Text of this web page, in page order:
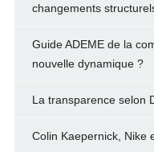
changements
Guide ADEME de la
nouvelle dynamique ?
La transparence selon
Colin Kaepernick, Nike